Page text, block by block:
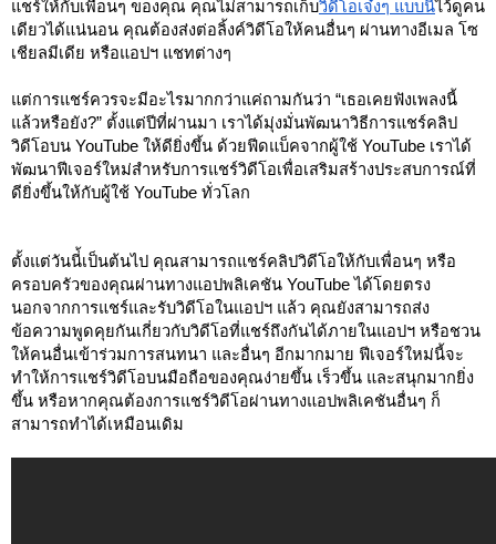
แชร์ให้กับเพื่อนๆ ของคุณ คุณไม่สามารถเก็บวิดีโอเจ๋งๆ แบบนี้ไว้ดูคน
เดียวได้แน่นอน คุณต้องส่งต่อลิ้งค์วิดีโอให้คนอื่นๆ ผ่านทางอีเมล โซ
เชียลมีเดีย หรือแอปฯ แชทต่างๆ
แต่การแชร์ควรจะมีอะไรมากกว่าแค่ถามกันว่า “เธอเคยฟังเพลงนี้
แล้วหรือยัง?” ตั้งแต่ปีที่ผ่านมา เราได้มุ่งมั่นพัฒนาวิธีการแชร์คลิป
วิดีโอบน YouTube ให้ดียิ่งขึ้น ด้วยฟีดแบ็คจากผู้ใช้ YouTube เราได้
พัฒนาฟีเจอร์ใหม่สำหรับการแชร์วิดีโอเพื่อเสริมสร้างประสบการณ์ที่
ดียิ่งขึ้นให้กับผู้ใช้ YouTube ทั่วโลก
ตั้งแต่วันนี่้เป็นต้นไป คุณสามารถแชร์คลิปวิดีโอให้กับเพื่อนๆ หรือ
ครอบครัวของคุณผ่านทางแอปพลิเคชัน YouTube ได้โดยตรง
นอกจากการแชร์และรับวิดีโอในแอปฯ แล้ว คุณยังสามารถส่ง
ข้อความพูดคุยกันเกี่ยวกับวิดีโอที่แชร์ถึงกันได้ภายในแอปฯ หรือชวน
ให้คนอื่นเข้าร่วมการสนทนา และอื่นๆ อีกมากมาย ฟีเจอร์ใหม่นี้จะ
ทำให้การแชร์วิดีโอบนมือถือของคุณง่ายขึ้น เร็วขึ้น และสนุกมากยิ่ง
ขึ้น หรือหากคุณต้องการแชร์วิดีโอผ่านทางแอปพลิเคชันอื่นๆ ก็